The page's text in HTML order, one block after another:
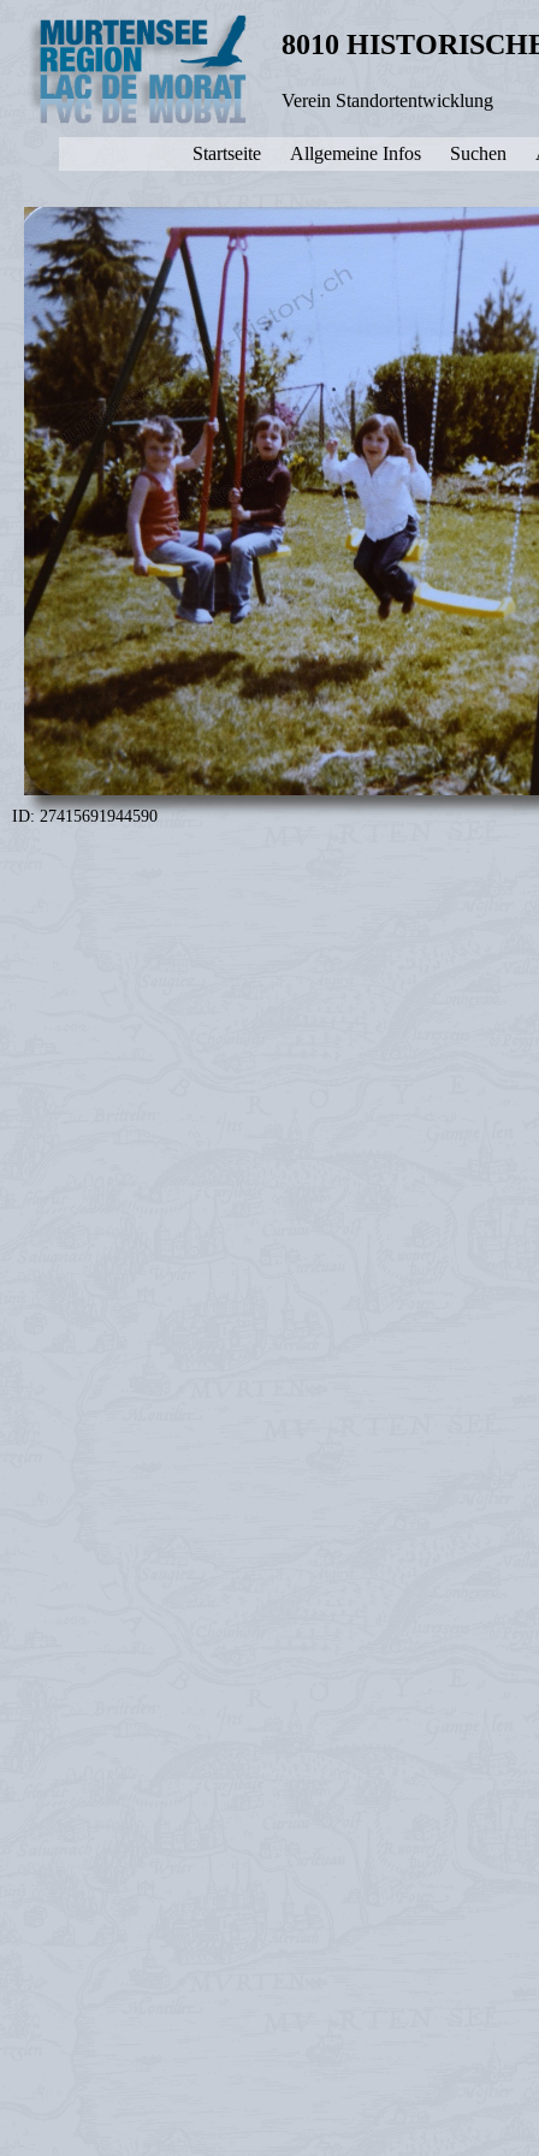
8010
Verein Standortentwicklung
Startseite Allgemeine Infos Suchen
ID: 27415691944590